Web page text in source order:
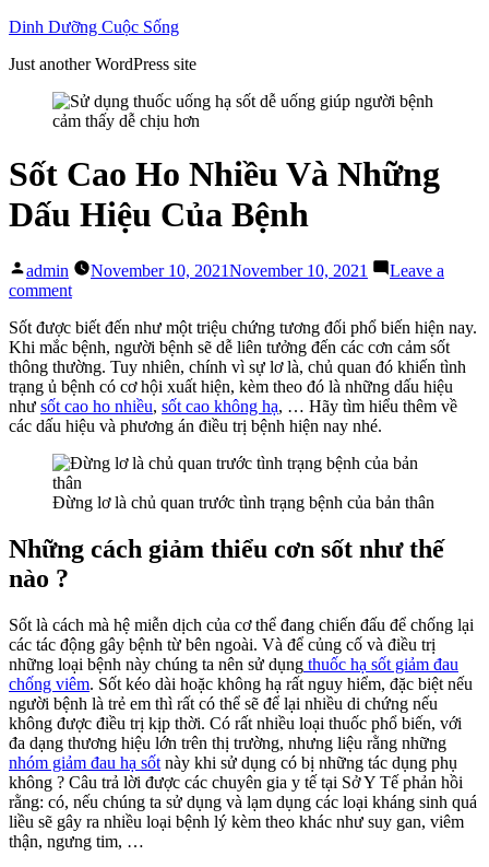
Skip
content
Dinh Dưỡng Cuộc Sống
Just another WordPress site
Sốt Cao Ho Nhiều Và Những
Dấu Hiệu Của Bệnh
Posted
by
admin November 10, 2021November 10, 2021
Leave a
commenton
Cao
Ho
Nhiều
Và
Những
Dấu
Của
Bệnh
Sốt được biết đến như một triệu chứng tương đối phổ biến hiện nay.
Khi mắc bệnh, người bệnh sẽ dễ liên tưởng đến các cơn cảm sốt
thông thường. Tuy nhiên, chính vì sự lơ là, chủ quan đó khiến tình
trạng ủ bệnh có cơ hội xuất hiện, kèm theo đó là những dấu hiệu
như sốt cao ho nhiều, sốt cao không hạ, … Hãy tìm hiểu thêm về
các dấu hiệu và phương án điều trị bệnh hiện nay nhé.
Đừng lơ là chủ quan trước tình trạng bệnh của bản thân
Những cách giảm thiểu cơn sốt như thế
nào ?
Sốt là cách mà hệ miễn dịch của cơ thể đang chiến đấu để chống lại
các tác động gây bệnh từ bên ngoài. Và để củng cố và điều trị
những loại bệnh này chúng ta nên sử dụng thuốc hạ sốt giảm đau
chống viêm. Sốt kéo dài hoặc không hạ rất nguy hiểm, đặc biệt nếu
người bệnh là trẻ em thì rất có thể sẽ để lại nhiều di chứng nếu
không được điều trị kịp thời. Có rất nhiều loại thuốc phổ biến, với
đa dạng thương hiệu lớn trên thị trường, nhưng liệu rằng những
nhóm giảm đau hạ sốt này khi sử dụng có bị những tác dụng phụ
không ? Câu trả lời được các chuyên gia y tế tại Sở Y Tế phản hồi
rằng: có, nếu chúng ta sử dụng và lạm dụng các loại kháng sinh quá
liều sẽ gây ra nhiều loại bệnh lý kèm theo khác như suy gan, viêm
thận, ngưng tim, …